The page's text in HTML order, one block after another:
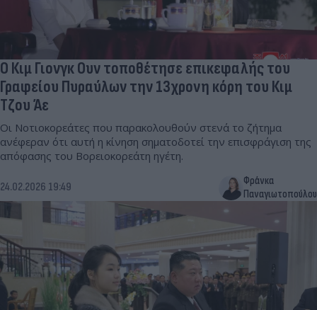
Ο Κιμ Γιονγκ Ουν τοποθέτησε επικεφαλής του
Γραφείου Πυραύλων την 13χρονη κόρη του Κιμ
Τζου Άε
Οι Νοτιοκορεάτες που παρακολουθούν στενά το ζήτημα
ανέφεραν ότι αυτή η κίνηση σηματοδοτεί την επισφράγιση της
απόφασης του Βορειοκορεάτη ηγέτη.
24.02.2026 19:49
Φράνκα
Παναγιωτοπούλου